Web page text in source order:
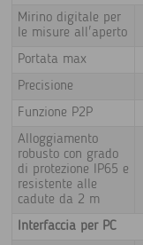
Mirino digitale per
le misure all'aperto
Portata max
Precisione
Funzione P2P
Alloggiamento
robusto con grado
di protezione IP65 e
resistente alle
cadute da 2 m
Interfaccia per PC